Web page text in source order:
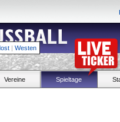
| Westen
Vereine Spieltage